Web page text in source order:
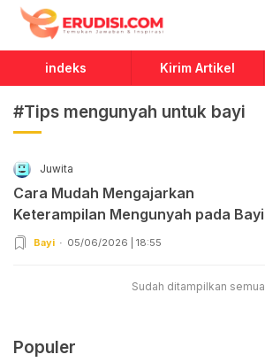
Erudisi
Temukan Jawaban dan Inspirasi
indeks Kirim Artikel
#Tips mengunyah untuk bayi
Juwita
Cara Mudah Mengajarkan
Keterampilan Mengunyah pada Bayi
Bayi 05/06/2026 | 18:55
Sudah ditampilkan semua
Populer